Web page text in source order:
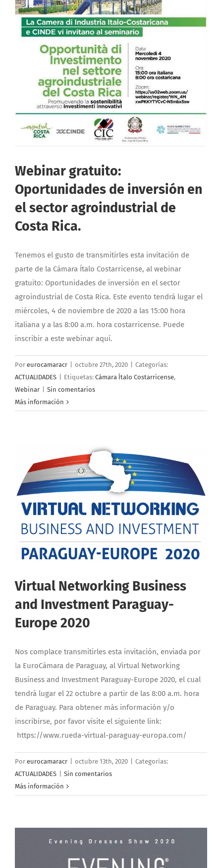
Webinar gratuito:
Oportunidades de inversión en
el sector agroindustrial de
Costa Rica.
Tenemos el gusto de transmitirles esta invitación de
parte de la Cámara Ítalo Costarricense, al webinar
gratuito: Oportunidades de inversión en el sector
agroindustrial de Costa Rica. Este evento tendrá lugar el
miércoles, 4 de noviembre de 2020 a las 15:00 hora
italiana y a las 8:00 a.m. hora costarricense. Puede
inscribir a este webinar aquí.
Por eurocamaracr octubre 27th, 2020
Categorías:
ACTUALIDADES
Etiquetas: Cámara Ítalo Costarricense,
Webinar
Sin comentarios
Más información
Virtual Networking Business
and Investment Paraguay-
Europe 2020
Nos complace transmitirles esta invitación, enviada por
la EuroCámara de Paraguay, al Virtual Networking
Business and Investment Paraguay-Europe 2020, el cual
tendrá lugar el 22 octubre a partir de las 8:00 a.m. hora
de Paraguay. Para obtener más información y/o
inscribirse, por favor visite el siguiente link:
https://www.rueda-virtual-paraguay-europa.com/
Por eurocamaracr octubre 13th, 2020
Categorías:
ACTUALIDADES
Sin comentarios
Más información